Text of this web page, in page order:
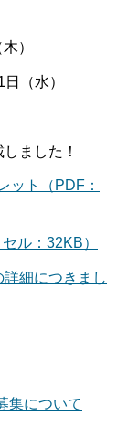
）
（水）
ました！
ット（PDF：
ル：32KB）
細につきまし
集について